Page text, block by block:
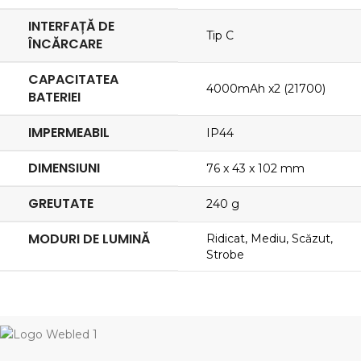
INTERFAȚĂ DE
ÎNCĂRCARE
Tip C
CAPACITATEA
BATERIEI
4000mAh x2 (21700)
IMPERMEABIL IP44
DIMENSIUNI 76 x 43 x 102 mm
GREUTATE 240 g
MODURI DE LUMINĂ
Ridicat, Mediu, Scăzut,
Strobe